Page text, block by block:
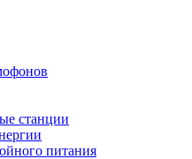
станции
питания